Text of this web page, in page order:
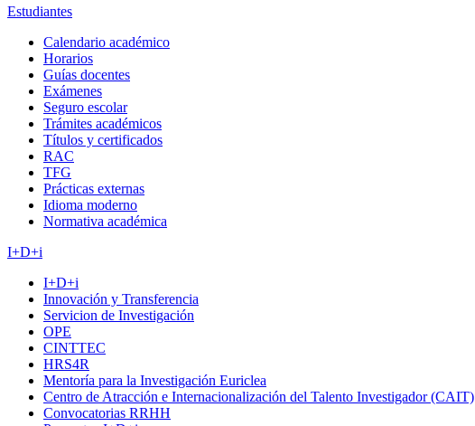
Estudiantes
Calendario académico
Horarios
Guías docentes
Exámenes
Seguro escolar
Trámites académicos
Títulos y certificados
RAC
TFG
Prácticas externas
Idioma moderno
Normativa académica
I+D+i
I+D+i
Innovación y Transferencia
Servicion de Investigación
OPE
CINTTEC
HRS4R
Mentoría para la Investigación Euriclea
Centro de Atracción e Internacionalización del Talento Investigador (CAIT)
Convocatorias RRHH